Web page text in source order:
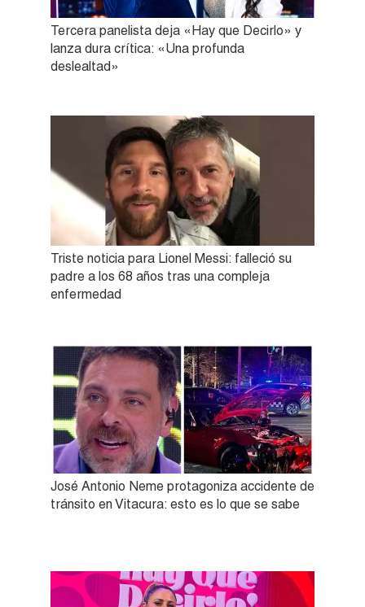
Tercera panelista deja «Hay que Decirlo» y
lanza dura crítica: «Una profunda
deslealtad»
Triste noticia para Lionel Messi: falleció su
padre a los 68 años tras una compleja
enfermedad
José Antonio Neme protagoniza accidente de
tránsito en Vitacura: esto es lo que se sabe